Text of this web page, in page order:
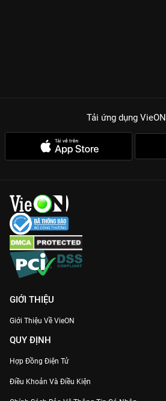
Tải ứng dụng VieON
GIỚI THIỆU
Giới Thiệu Về VieON
QUY ĐỊNH
Hợp Đồng Điện Tử
Điều Khoản Và Điều Kiện